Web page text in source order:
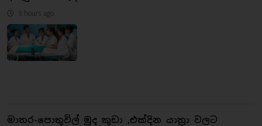
9 hours ago
මාතර-පොතුවිල් මූද කුඩා ,එක්දින යාත්‍රා වලට